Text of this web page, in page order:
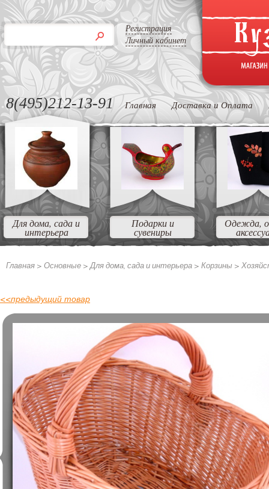
Регистрация
Личный кабинет
8(495)212-13-91 Главная Доставка и Оплата
Для дома, сада и
интерьера
Подарки и
сувениры
Одежда,
Главная > Основные >Для дома, сада и интерьера > Корзины >
<<предыдущий товар